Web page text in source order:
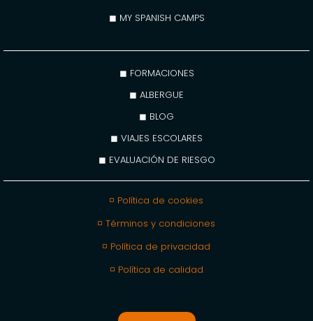
◼ MY SPANISH CAMPS
◼ FORMACIONES
◼ ALBERGUE
◼ BLOG
◼ VIAJES ESCOLARES
◼ EVALUACIÓN DE RIESGO
◽ Política de cookies
◽ Términos y condiciones
◽ Política de privacidad
◽ Política de calidad